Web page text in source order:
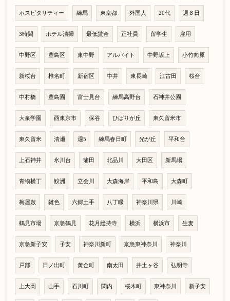
ホスピタリティー 練馬 東京都 外国人 20代 週６日
3時間 ホテル清掃 最低賃金 正社員 留学生 雇用
中野区 豊島区 東中野 アルバイト 中野坂上 小竹向原
新桜台 椎名町 新宿区 中井 東長崎 江古田 桜台
中村橋 豊島園 富士見台 練馬高野台 石神井公園
大泉学園 西東京市 保谷 ひばりが丘 東久留米市
東久留米 清瀬 週5 練馬春日町 光が丘 平和台
上石神井 氷川台 蒲田 北品川 大田区 新馬場
青物横丁 鮫洲 立会川 大森海岸 平和島 大森町
梅屋敷 雑色 六郷土手 八丁畷 神奈川県 川崎
鶴見市場 京急鶴見 花月総持寺 横浜 横浜市 生麦
京急新子安 子安 神奈川新町 京急東神奈川 神奈川
戸部 日ノ出町 黄金町 南太田 井土ヶ谷 弘明寺
上大岡 山手 石川町 関内 桜木町 東神奈川 新子安